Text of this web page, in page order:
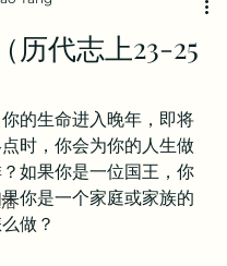
历代志上23-25
的生命进入晚年，即将
时，你会为你的人生做
如果你是一位国王，你
你是一个家庭或家族的
做？